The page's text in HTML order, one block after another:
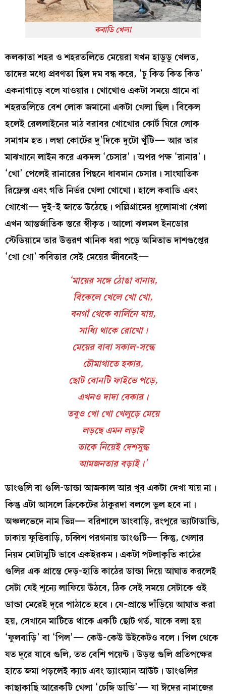
কবাডি খেলা
কলকাতা শহর ও শহরতলিতে মেয়েরা যখন হাডুডু খেলত,
তাদের মধ্যে প্রবণতা ছিল দম বন্ধ করে, ‘চু কিত কিত কিত’
একনাগাড়ে বলে যাওয়ার। খোখোও একটা সময়ে গ্রামে বা
শহরতলিতে বেশ লোক জমানো একটা খেলা ছিল। বিকেল
হলেই রেললাইনের মাঠ বরাবর খোখোর কোর্ট ঘিরে লোক
সমাগম হত। লম্বা কোর্টের দু’দিকে দুটো খুঁটি— আর তার
মাঝখানে লাইন করে একদল ‘চেসার’। অপর পক্ষ ‘রানার’।
‘খো’ পেলেই রানারের পিছনে ধাবমান চেসার। সাংঘাতিক
রিফ্লেক্স এবং গতি নির্ভর খেলা খোখো। হালে কবাডি এবং
খোখো— দুই-ই জাতে উঠেছে। পল্লিগ্রামের ধুলোমাখা খেলা
এখন আন্তর্জাতিক স্তরে স্বীকৃত। আলো ঝলমল ইনডোর
স্টেডিয়ামে তার উত্তরণ খানিক ধরা পড়ে অমিতাভ দাশগুপ্তের
‘খো খো’ কবিতার সেই মেয়ের জীবনেই—
‘মায়ের সঙ্গে ঠোঙা বানায়,
বিকেলে খেলে খো খো,
বনগাঁ থেকে বার্লিনে যায়,
সাধ্যি থাকে রোখো।
মেয়ের বাবা সকাল-সন্ধে
চৌমাথাতে হকার,
ছোট বোনটি ফাইভে পড়ে,
এখনও দাদা বেকার।
তবুও খো খো খেলুড়ে মেয়ে
লড়ছে এমন লড়াই
তাকে নিয়েই দেশসুদ্ধ
আমজনতার বড়াই।’
ডাংগুলি বা গুলি-ডান্ডা আজকাল আর খুব একটা দেখা যায় না।
কিন্তু এটা আসলে ক্রিকেটের ঠাকুরদা বললে ভুল হবে না।
অঞ্চলভেদে নাম ভিন্ন— বরিশালে ডাংবাড়ি, রংপুরে ভ্যাটাডান্ডি,
ঢাকায় ফুত্তিবাড়ি, চব্বিশ পরগনায় ডাংগুটি— কিন্তু, খেলার
নিয়ম মোটামুটি ভাবে একইরকম। একটা পটলাকৃতি কাঠের
গুলির এক প্রান্তে দেড়-হাতি কাঠের ডান্ডা দিয়ে আঘাত করলেই
সেটা যেই শূন্যে লাফিয়ে উঠবে, ঠিক সেই সময়ে সেটাকে ওই
ডান্ডা মেরেই দূরে পাঠাতে হবে। যে-প্রান্তে দাঁড়িয়ে আঘাত করা
হয়, সেখানে মাটিতে থাকে একটি ছোট গর্ত, যাকে বলা হয়
‘ফুলবাড়ি’ বা ‘পিল’— কেউ-কেউ উইকেটও বলে। পিল থেকে
যত দূরে যাবে গুলি, তত বেশি পয়েন্ট। উড়ন্ত গুলি প্রতিপক্ষের
হাতে জমা পড়লেই ক্যাচ এবং ড্যাংম্যান আউট। ডাংগুলির
কাছাকাছি আরেকটি খেলা ‘চেঙ্গি ডান্ডি’— যা ঈদের নামাজের